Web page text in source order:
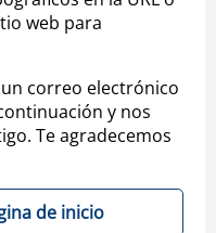
web para
correo electrónico
y nos
Te agradecemos
de inicio